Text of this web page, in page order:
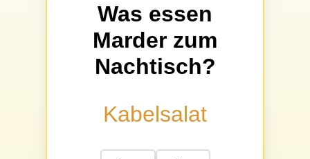
Was essen
Marder zum
Nachtisch?
Kabelsalat